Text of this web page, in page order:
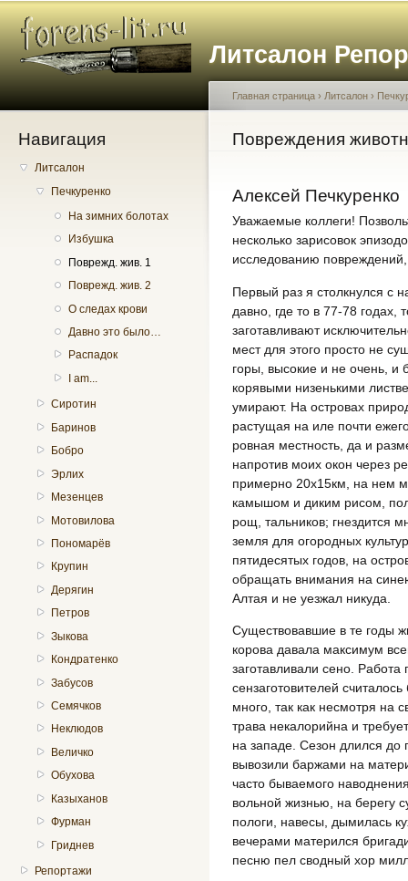
Литсалон
Навигация
Литсалон
Печкуренко
На зимних болотах
Избушка
Поврежд. жив. 1
Поврежд. жив. 2
О следах крови
Давно это было…
Распадок
I am...
Сиротин
Баринов
Бобро
Эрлих
Мезенцев
Мотовилова
Пономарёв
Крупин
Дерягин
Петров
Зыкова
Кондратенко
Забусов
Семячков
Неклюдов
Величко
Обухова
Казыханов
Фурман
Гриднев
Репортажи
Вы здесь
Главная страница › Литсалон ›
Повреждения
Алексей Печкуренко
Уважаемые коллеги!
несколько зарисовок
исследованию
Первый раз я столкнулся с
давно, где то в 77-78
заготавливают
мест для этого просто не
горы, высокие и не очень, и
корявыми низенькими
умирают. На островах
растущая на иле почти
ровная местность, да и
напротив моих окон через
примерно 20х15км, на нем
камышом и диким рисом,
рощ, тальников; гнездится
земля для огородных
пятидесятых годов, на
обращать внимания на
Алтая и не уезжал никуда.
Существовавшие в те годы
корова давала максимум
заготавливали сено.
сензаготовителей
много, так как несмотря на
трава некалорийна и
на западе. Сезон длился до
вывозили баржами на
часто бываемого
вольной жизнью, на берегу
пологи, навесы, дымилась
вечерами матерился
песню пел сводный хор